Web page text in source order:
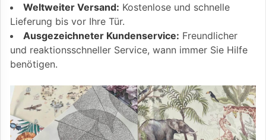
Weltweiter Versand: Kostenlose und schnelle
Lieferung bis vor Ihre Tür.
Ausgezeichneter Kundenservice: Freundlicher
und reaktionsschneller Service, wann immer Sie Hilfe
benötigen.